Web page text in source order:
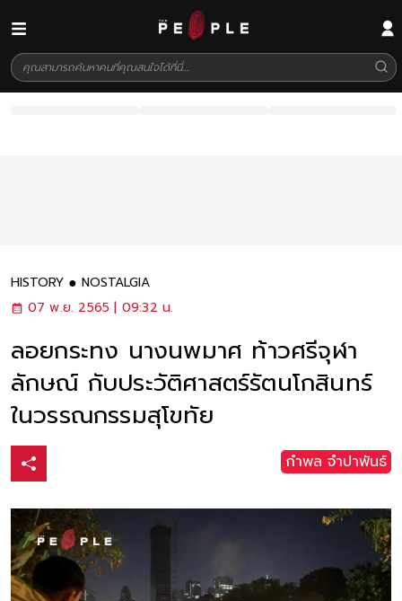
HISTORY
NOSTALGIA
07 พ.ย. 2565 | 09:32 น.
ลอยกระทง นางนพมาศ ท้าวศรีจุฬา
ลักษณ์ กับประวัติศาสตร์รัตนโกสินทร์
ในวรรณกรรมสุโขทัย
กำพล จำปาพันธ์